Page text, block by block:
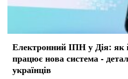
Електронний ІПН у Дія: як
працює нова система -
українців